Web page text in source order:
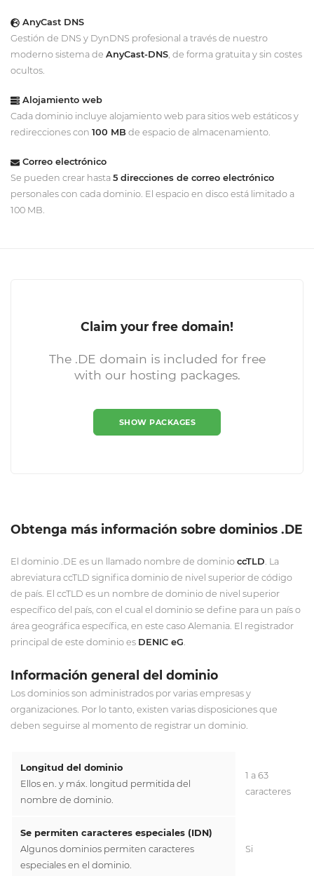
AnyCast DNS
Gestión de DNS y DynDNS profesional a través de nuestro
moderno sistema de AnyCast-DNS , de forma gratuita y sin costes
ocultos.
Alojamiento web
Cada dominio incluye alojamiento web para sitios web estáticos y
redirecciones con 100 MB de espacio de almacenamiento.
Correo electrónico
Se pueden crear hasta 5 direcciones de correo electrónico
personales con cada dominio. El espacio en disco está limitado a
100 MB.
Claim your free domain!
The .DE domain is included for free
with our hosting packages.
SHOW PACKAGES
Obtenga más información sobre ​​dominios .DE
El dominio .DE es un llamado nombre de dominio ccTLD. La
abreviatura ccTLD significa dominio de nivel superior de código
de país. El ccTLD es un nombre de dominio de nivel superior
específico del país, con el cual el dominio se define para un país o
área geográfica específica, en este caso Alemania. El registrador
principal de este dominio es DENIC eG.
Información general del dominio
Los dominios son administrados por varias empresas y
organizaciones. Por lo tanto, existen varias disposiciones que
deben seguirse al momento de registrar un dominio.
Longitud del dominio
Ellos en. y máx. longitud permitida del
nombre de dominio.
1 a 63
caracteres
Se permiten caracteres especiales (IDN)
Algunos dominios permiten caracteres
especiales en el dominio.
Si